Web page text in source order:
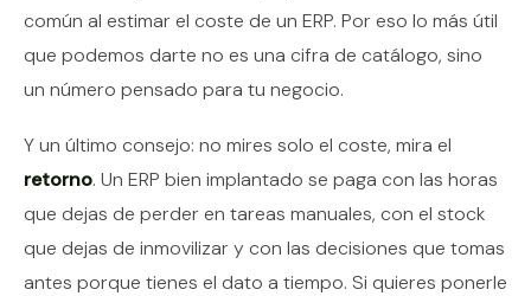
común al estimar el coste de un ERP. Por eso lo más útil
que podemos darte no es una cifra de catálogo, sino
un número pensado para tu negocio.
Y un último consejo: no mires solo el coste, mira el
retorno. Un ERP bien implantado se paga con las horas
que dejas de perder en tareas manuales, con el stock
que dejas de inmovilizar y con las decisiones que tomas
antes porque tienes el dato a tiempo. Si quieres ponerle